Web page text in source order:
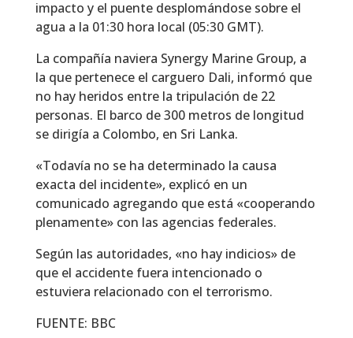
impacto y el puente desplomándose sobre el
agua a la 01:30 hora local (05:30 GMT).
La compañía naviera Synergy Marine Group, a
la que pertenece el carguero Dali, informó que
no hay heridos entre la tripulación de 22
personas. El barco de 300 metros de longitud
se dirigía a Colombo, en Sri Lanka.
«Todavía no se ha determinado la causa
exacta del incidente», explicó en un
comunicado agregando que está «cooperando
plenamente» con las agencias federales.
Según las autoridades, «no hay indicios» de
que el accidente fuera intencionado o
estuviera relacionado con el terrorismo.
FUENTE: BBC